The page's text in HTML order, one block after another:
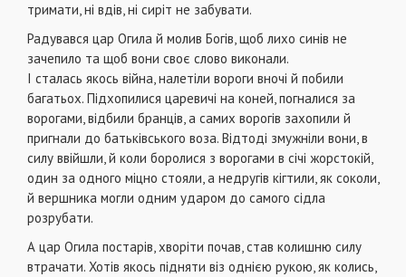
тримати, ні вдів, ні сиріт не забувати.
Радувався цар Огила й молив Богів, щоб лихо синів не
зачепило та щоб вони своє слово виконали.
І сталась якось війна, налетіли вороги вночі й побили
багатьох. Підхопилися царевичі на коней, погналися за
ворогами, відбили бранців, а самих ворогів захопили й
пригнали до батьківського воза. Відтоді змужніли вони, в
силу ввійшли, й коли боролися з ворогами в січі жорстокій,
один за одного міцно стояли, а недругів кігтили, як соколи,
й вершника могли одним ударом до самого сідла
розрубати.
А цар Огила постарів, хворіти почав, став колишню силу
втрачати. Хотів якось підняти віз однією рукою, як колись,